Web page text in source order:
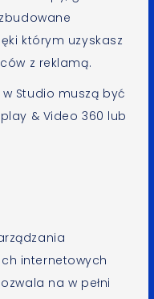
którym uzyskasz
z reklamą.
Studio muszą być
& Video 360 lub
internetowych
na w pełni